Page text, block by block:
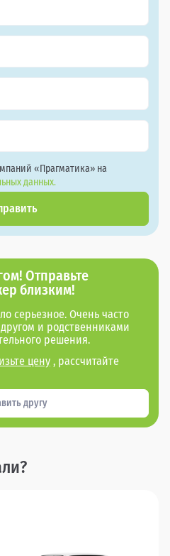
«Прагматика» на
данных.
Отправьте
близким!
серьезное. Очень часто
другом и родственниками
решения.
цену , рассчитайте
другу